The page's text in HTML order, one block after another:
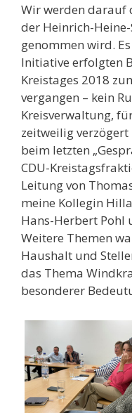
Wir werden darauf
der Heinrich-
genommen wird.
Initiative erfolgten
Kreistages 2018
vergangen – kein
Kreisverwaltung,
zeitweilig verzögert
beim letzten
CDU-
Leitung von
meine Kollegin
Hans-Herbert Pohl
Weitere Themen
Haushalt und
das Thema
besonderer